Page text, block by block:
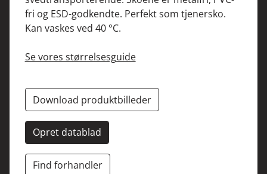
fri og ESD-godkendte. Perfekt som tjenersko.
Kan vaskes ved 40 °C.
Se vores størrelsesguide
Download produktbilleder
Opret datablad
Find forhandler